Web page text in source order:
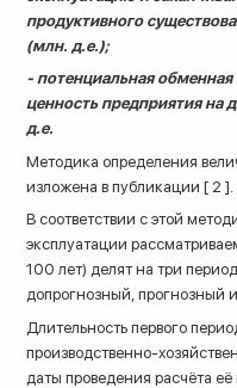
продуктивного
(млн. д.е.);
- потенциальная
ценность предприятия на
д.е.
Методика определения
изложена в публикации [ 2 ].
В соответствии с этой
эксплуатации
100 лет) делят на три
допрогнозный, прогнозный
Длительность первого
производственно-
даты проведения расчёта